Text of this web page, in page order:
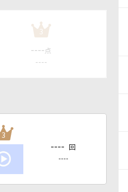
3
---- 点
----
3
---- 回
----